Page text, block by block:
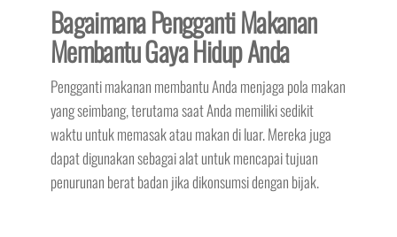
Bagaimana Pengganti Makanan
Membantu Gaya Hidup Anda
Pengganti makanan membantu Anda menjaga pola makan
yang seimbang, terutama saat Anda memiliki sedikit
waktu untuk memasak atau makan di luar. Mereka juga
dapat digunakan sebagai alat untuk mencapai tujuan
penurunan berat badan jika dikonsumsi dengan bijak.